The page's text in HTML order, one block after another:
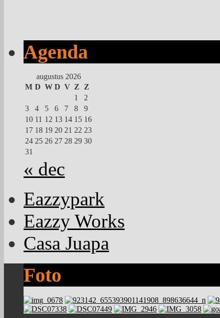
Agenda
augustus 2026
M D W D V Z Z
1
2
3
4 5 6 7 8
9
10 11 12 13 14 15 16
17 18 19 20 21 22 23
24 25 26 27 28 29 30
31
« dec
Eazzypark
Eazzy Works
Casa Juapa
Foto